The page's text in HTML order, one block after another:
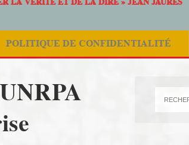
POLITIQUE DE CONFIDENTIALITÉ